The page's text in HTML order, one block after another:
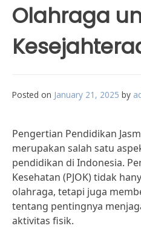
Olahraga
Posted on January 21, 2025 by
Pengertian Pendidikan
merupakan salah satu
pendidikan di Indonesia.
Kesehatan (PJOK) tidak
olahraga, tetapi juga
tentang pentingnya
aktivitas fisik.